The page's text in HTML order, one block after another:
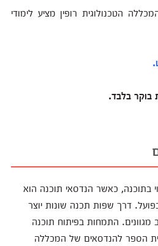
הטכנולוגית רופין מציע לימודי
בוקר בלבד.
בתוכנה, כאשר הנדסאי תוכנה הוא
דרך שפות תכנה שונות יוצר
מגוונים. התמחות בפיתוח תוכנה
הספר להנדסאים של המכללה